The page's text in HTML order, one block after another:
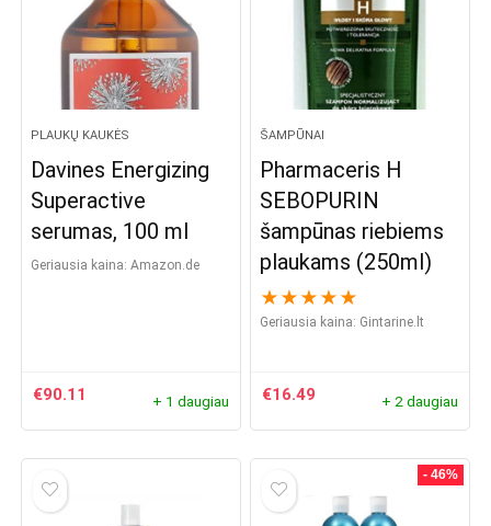
PLAUKŲ KAUKĖS
Davines Energizing
Superactive
serumas, 100 ml
Geriausia kaina: amazon.de
€90.11 + 1 daugiau
ŠAMPŪNAI
Pharmaceris H
SEBOPURIN
šampūnas riebiems
plaukams (250ml)
★ ★ ★ ★ ★
Geriausia kaina: gintarine.lt
€16.49 + 2 daugiau
- 46%